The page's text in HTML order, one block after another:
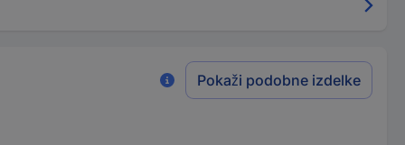
Pokaži podobne izdelke